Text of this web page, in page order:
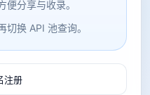
分享与收录。
换 API 池查询。
注册